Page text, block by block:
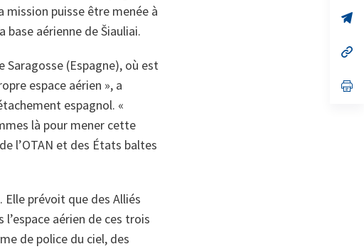
mission puisse être menée à
aérienne de Šiauliai.
Saragosse (Espagne), où est
espace aérien », a
espagnol. «
là pour mener cette
l’OTAN et des États baltes
prévoit que des Alliés
aérien de ces trois
de police du ciel, des